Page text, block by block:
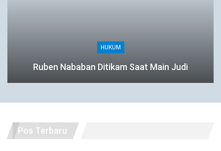
HUKUM
Ruben Nababan Ditikam Saat Main Judi
Pos Terbaru